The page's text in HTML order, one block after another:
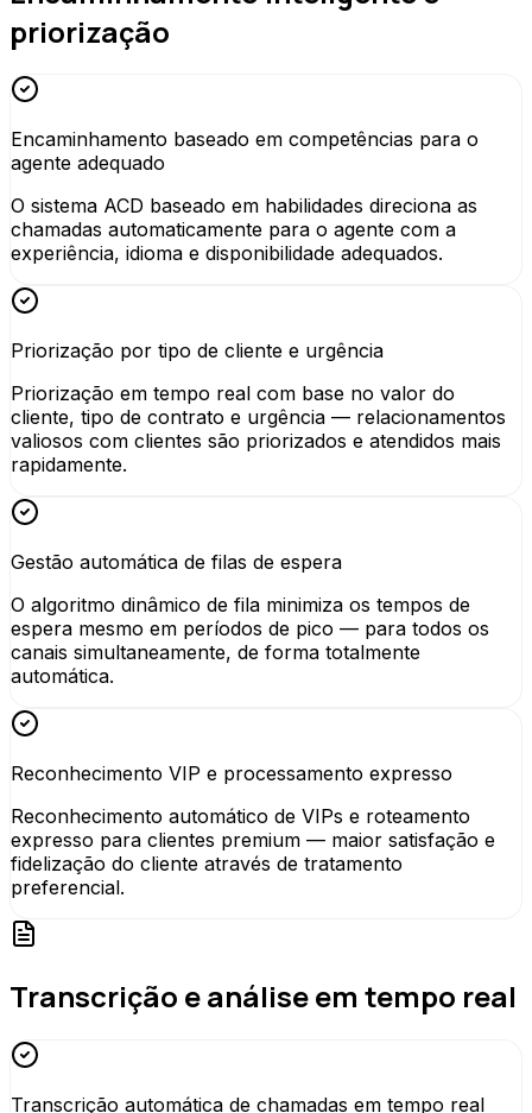
priorização
Encaminhamento baseado em competências para o
agente adequado
O sistema ACD baseado em habilidades direciona as
chamadas automaticamente para o agente com a
experiência, idioma e disponibilidade adequados.
Priorização por tipo de cliente e urgência
Priorização em tempo real com base no valor do
cliente, tipo de contrato e urgência — relacionamentos
valiosos com clientes são priorizados e atendidos mais
rapidamente.
Gestão automática de filas de espera
O algoritmo dinâmico de fila minimiza os tempos de
espera mesmo em períodos de pico — para todos os
canais simultaneamente, de forma totalmente
automática.
Reconhecimento VIP e processamento expresso
Reconhecimento automático de VIPs e roteamento
expresso para clientes premium — maior satisfação e
fidelização do cliente através de tratamento
preferencial.
Transcrição e análise em tempo real
Transcrição automática de chamadas em tempo real